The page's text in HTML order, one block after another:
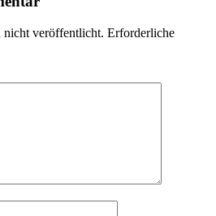
veröffentlicht. Erforderliche